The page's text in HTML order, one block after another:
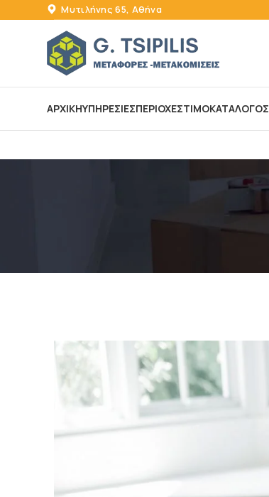
Μυτιλήνης 65, Αθήνα
ΑΡΧΙΚΗΥΠΗΡΕΣΙΕΣΠΕΡΙΟΧΕΣΤΙΜΟΚΑΤΑΛΟΓΟΣ